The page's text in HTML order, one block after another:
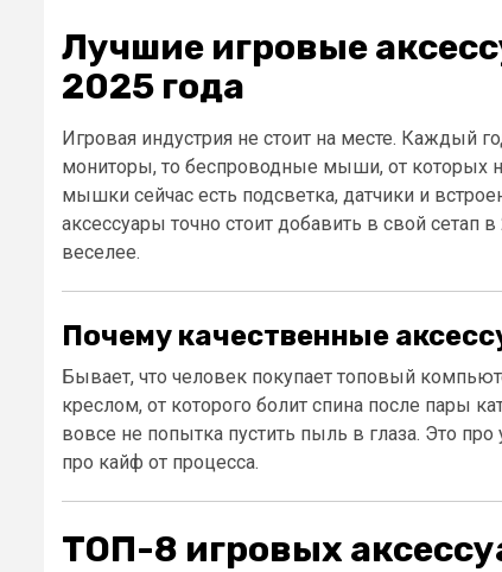
Лучшие игровые
2025 года
Игровая индустрия не стоит на месте. Каждый
мониторы, то беспроводные мыши, от которых
мышки сейчас есть подсветка, датчики и
аксессуары точно стоит добавить в свой сетап
веселее.
Почему качественные
Бывает, что человек покупает топовый
креслом, от которого болит спина после пары
вовсе не попытка пустить пыль в глаза. Это
про кайф от процесса.
ТОП-8 игровых